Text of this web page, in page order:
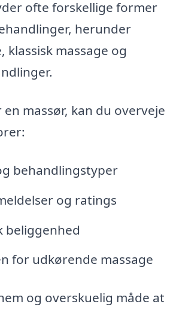
ofte forskellige former
herunder
klassisk massage og
massør, kan du overveje
behandlingstyper
og ratings
beliggenhed
for udkørende massage
og overskuelig måde at